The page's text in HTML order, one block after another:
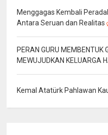
Menggagas Kembali
Antara Seruan dan Realitas
PERAN GURU MEMBENTUK
MEWUJUDKAN KELUARGA
Kemal Atatürk Pahlawan